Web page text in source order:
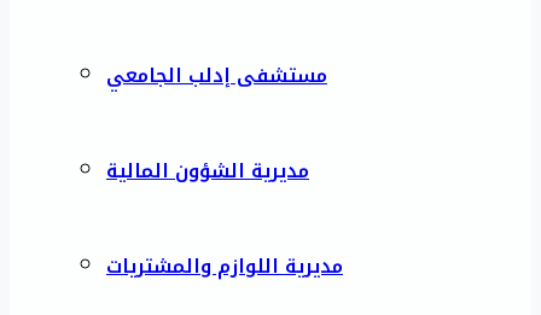
مستشفى إدلب الجامعي
مديرية الشؤون المالية
مديرية اللوازم والمشتريات